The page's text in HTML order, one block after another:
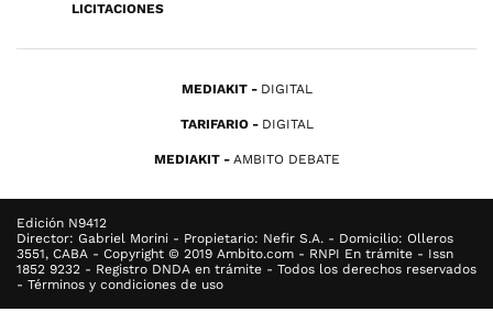
LICITACIONES
MEDIAKIT DIGITAL
TARIFARIO DIGITAL
MEDIAKIT AMBITO DEBATE
Edición N9412
Director: Gabriel Morini - Propietario: Nefir S.A. - Domicilio: Olleros
3551, CABA - Copyright © 2019 Ambito.com - RNPI En trámite - Issn
1852 9232 - Registro DNDA en trámite - Todos los derechos reservados
- Términos y condiciones de uso